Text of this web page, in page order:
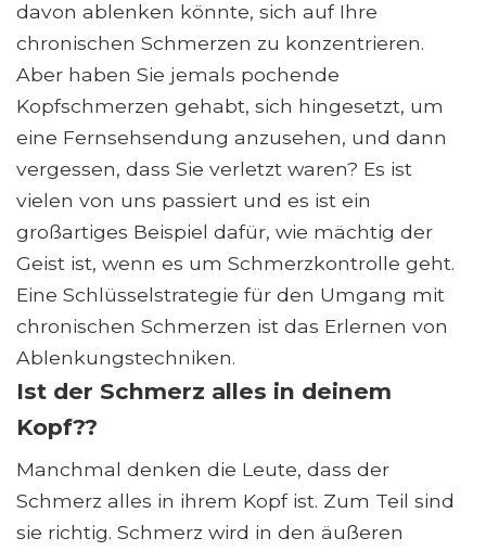
davon ablenken könnte, sich auf Ihre
chronischen Schmerzen zu konzentrieren.
Aber haben Sie jemals pochende
Kopfschmerzen gehabt, sich hingesetzt, um
eine Fernsehsendung anzusehen, und dann
vergessen, dass Sie verletzt waren? Es ist
vielen von uns passiert und es ist ein
großartiges Beispiel dafür, wie mächtig der
Geist ist, wenn es um Schmerzkontrolle geht.
Eine Schlüsselstrategie für den Umgang mit
chronischen Schmerzen ist das Erlernen von
Ablenkungstechniken.
Ist der Schmerz alles in deinem
Kopf??
Manchmal denken die Leute, dass der
Schmerz alles in ihrem Kopf ist. Zum Teil sind
sie richtig. Schmerz wird in den äußeren